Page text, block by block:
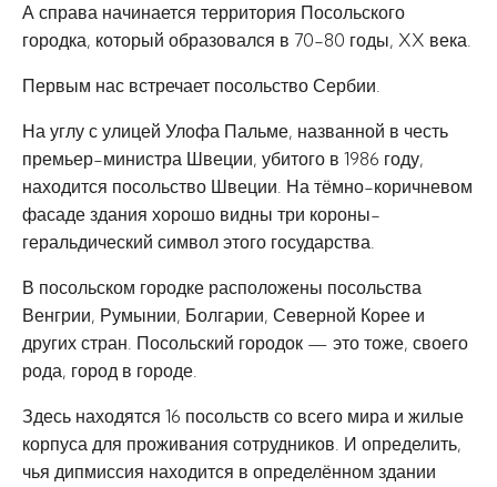
А справа начинается территория Посольского
городка, который образовался в 70-80 годы, XX века.
Первым нас встречает посольство Сербии.
На углу с улицей Улофа Пальме, названной в честь
премьер-министра Швеции, убитого в 1986 году,
находится посольство Швеции. На тёмно-коричневом
фасаде здания хорошо видны три короны-
геральдический символ этого государства.
В посольском городке расположены посольства
Венгрии, Румынии, Болгарии, Северной Корее и
других стран. Посольский городок — это тоже, своего
рода, город в городе.
Здесь находятся 16 посольств со всего мира и жилые
корпуса для проживания сотрудников. И определить,
чья дипмиссия находится в определённом здании